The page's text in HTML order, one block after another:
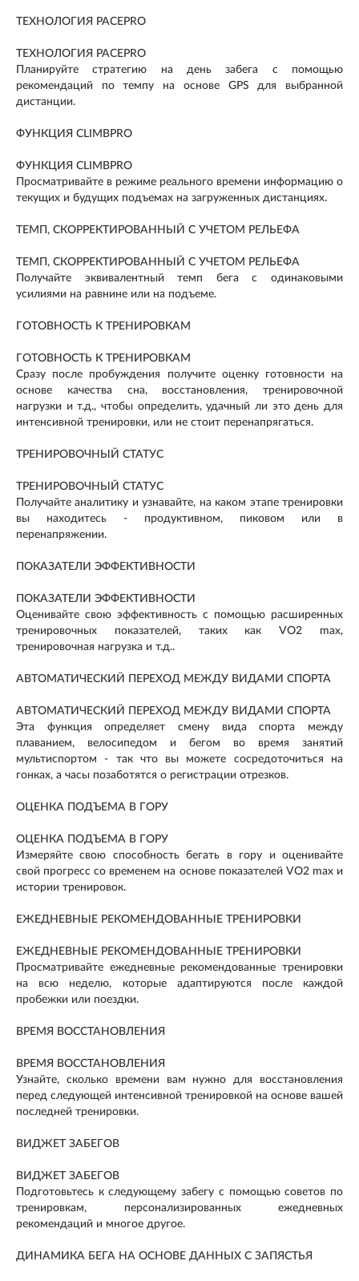
ТЕХНОЛОГИЯ PACEPRO
ТЕХНОЛОГИЯ PACEPRO
Планируйте стратегию на день забега с помощью
рекомендаций по темпу на основе GPS для выбранной
дистанции.
ФУНКЦИЯ CLIMBPRO
ФУНКЦИЯ CLIMBPRO
Просматривайте в режиме реального времени информацию о
текущих и будущих подъемах на загруженных дистанциях.
ТЕМП, СКОРРЕКТИРОВАННЫЙ С УЧЕТОМ РЕЛЬЕФА
ТЕМП, СКОРРЕКТИРОВАННЫЙ С УЧЕТОМ РЕЛЬЕФА
Получайте эквивалентный темп бега с одинаковыми
усилиями на равнине или на подъеме.
ГОТОВНОСТЬ К ТРЕНИРОВКАМ
ГОТОВНОСТЬ К ТРЕНИРОВКАМ
Сразу после пробуждения получите оценку готовности на
основе качества сна, восстановления, тренировочной
нагрузки и т.д., чтобы определить, удачный ли это день для
интенсивной тренировки, или не стоит перенапрягаться.
ТРЕНИРОВОЧНЫЙ СТАТУС
ТРЕНИРОВОЧНЫЙ СТАТУС
Получайте аналитику и узнавайте, на каком этапе тренировки
вы находитесь - продуктивном, пиковом или в
перенапряжении.
ПОКАЗАТЕЛИ ЭФФЕКТИВНОСТИ
ПОКАЗАТЕЛИ ЭФФЕКТИВНОСТИ
Оценивайте свою эффективность с помощью расширенных
тренировочных показателей, таких как VO2 max,
тренировочная нагрузка и т.д..
АВТОМАТИЧЕСКИЙ ПЕРЕХОД МЕЖДУ ВИДАМИ СПОРТА
АВТОМАТИЧЕСКИЙ ПЕРЕХОД МЕЖДУ ВИДАМИ СПОРТА
Эта функция определяет смену вида спорта между
плаванием, велосипедом и бегом во время занятий
мультиспортом - так что вы можете сосредоточиться на
гонках, а часы позаботятся о регистрации отрезков.
ОЦЕНКА ПОДЪЕМА В ГОРУ
ОЦЕНКА ПОДЪЕМА В ГОРУ
Измеряйте свою способность бегать в гору и оценивайте
свой прогресс со временем на основе показателей VO2 max и
истории тренировок.
ЕЖЕДНЕВНЫЕ РЕКОМЕНДОВАННЫЕ ТРЕНИРОВКИ
ЕЖЕДНЕВНЫЕ РЕКОМЕНДОВАННЫЕ ТРЕНИРОВКИ
Просматривайте ежедневные рекомендованные тренировки
на всю неделю, которые адаптируются после каждой
пробежки или поездки.
ВРЕМЯ ВОССТАНОВЛЕНИЯ
ВРЕМЯ ВОССТАНОВЛЕНИЯ
Узнайте, сколько времени вам нужно для восстановления
перед следующей интенсивной тренировкой на основе вашей
последней тренировки.
ВИДЖЕТ ЗАБЕГОВ
ВИДЖЕТ ЗАБЕГОВ
Подготовьтесь к следующему забегу с помощью советов по
тренировкам, персонализированных ежедневных
рекомендаций и многое другое.
ДИНАМИКА БЕГА НА ОСНОВЕ ДАННЫХ С ЗАПЯСТЬЯ